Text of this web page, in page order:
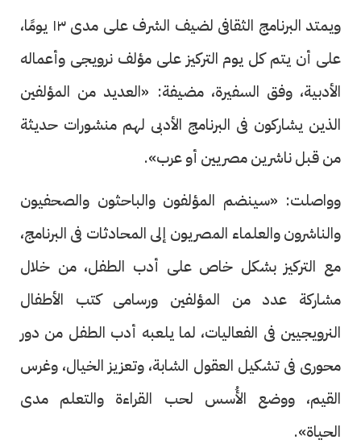
ويمتد البرنامج الثقافى لضيف الشرف على مدى ١٣ يومًا،
على أن يتم كل يوم التركيز على مؤلف نرويجى وأعماله
الأدبية، وفق السفيرة، مضيفة: «العديد من المؤلفين
الذين يشاركون فى البرنامج الأدبى لهم منشورات حديثة
من قبل ناشرين مصريين أو عرب».
وواصلت: «سينضم المؤلفون والباحثون والصحفيون
والناشرون والعلماء المصريون إلى المحادثات فى البرنامج،
مع التركيز بشكل خاص على أدب الطفل، من خلال
مشاركة عدد من المؤلفين ورسامى كتب الأطفال
النرويجيين فى الفعاليات، لما يلعبه أدب الطفل من دور
محورى فى تشكيل العقول الشابة، وتعزيز الخيال، وغرس
القيم، ووضع الأُسس لحب القراءة والتعلم مدى
الحياة».